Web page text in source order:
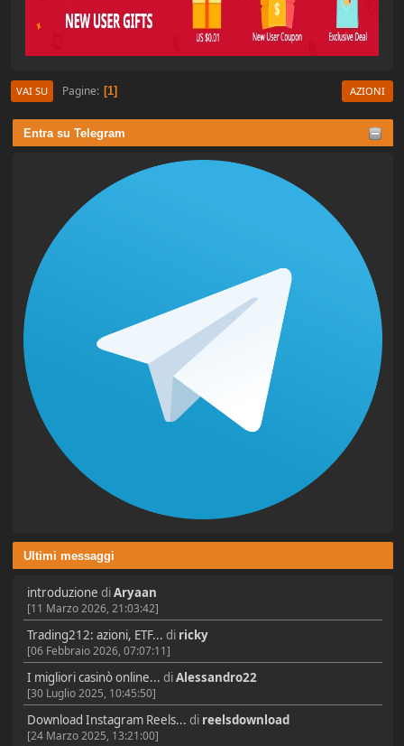
Entra su Telegram
Ultimi messaggi
introduzione diAryaan
[11 Marzo 2026, 21:03:42]
Trading212: azioni, ETF... di ricky
[06 Febbraio 2026, 07:07:11]
I migliori casinò online... diAlessandro22
[30 Luglio 2025, 10:45:50]
Download Instagram Reels... di reelsdownload
[24 Marzo 2025, 13:21:00]
VAI SU Pagine 1 AZIONI